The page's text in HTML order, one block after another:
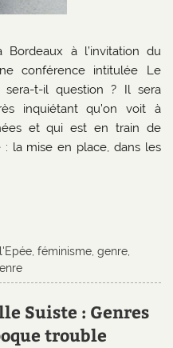
à l’invitation du
conférence intitulée Le
t-il question ? Il sera
inquiétant qu’on voit à
et qui est en train de
la mise en place, dans les
,féminisme ,genre
Suiste : Genres
trouble